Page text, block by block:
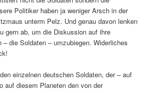
Politiker haben ja weniger Arsch in der
unterm Pelz. Und genau davon lenken
gern ab, um die Diskussion auf ihre
– die Soldaten – umzubiegen. Widerliches
einzelnen deutschen Soldaten, der – auf
auf diesem Planeten den von der